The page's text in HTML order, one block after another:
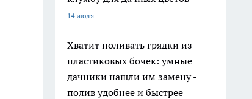
14 июля
Хватит поливать грядки из
пластиковых бочек: умные
дачники нашли им замену -
полив удобнее и быстрее